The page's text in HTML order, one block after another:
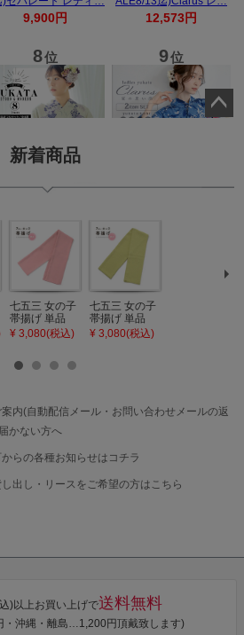
新着商品
七五三 女の子
帯揚げ 単品
「灰桃色」日
本製 7歳 女児
びあげ 和装 着
HI オリジナル
【メール便不
可】
¥ 3,080(税込)
七五三 女の子
帯揚げ 単品
「若葉色」日
本製 7歳 女児
HI オリジナル
【メール便不
¥ 3,080(税込)
HI オリジナル
【メール便不
内(自動配信メール・お問い合わせメールの返
かない方へ
らの各種お知らせはコチラ
出し・リースをご希望の方はこちら
)以上お買い上げで送料無料
沖縄・離島…1,200円頂戴致します)